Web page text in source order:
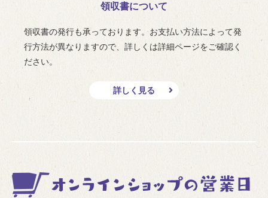
領収書について
領収書の発行も承っております。お支払い方法によって発
行方法が異なりますので、詳しくは詳細ページをご確認く
ださい。
詳しく見る